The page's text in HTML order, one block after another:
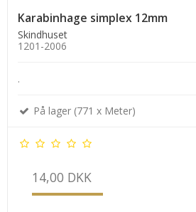
Karabinhage simplex 12mm
Skindhuset
1201-2006
.
På lager (771 x Meter)
14,00 DKK